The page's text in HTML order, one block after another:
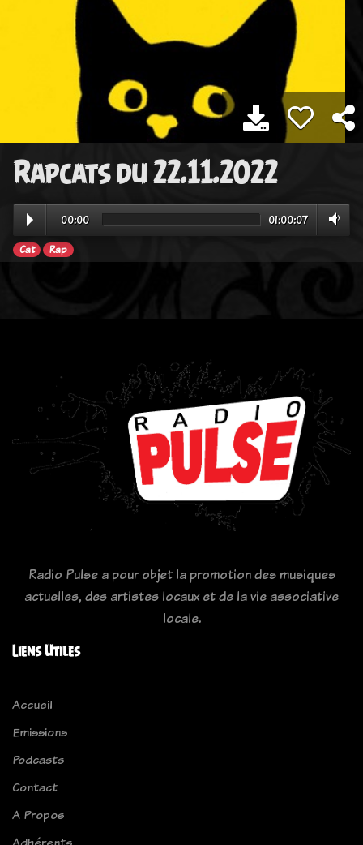
Rapcats du 22.11.2022
00:00 01:00:07
Cat Rap
Radio Pulse a pour objet la promotion des musiques
actuelles, des artistes locaux et de la vie associative
locale.
Liens Utiles
Accueil
Emissions
Podcasts
Contact
A Propos